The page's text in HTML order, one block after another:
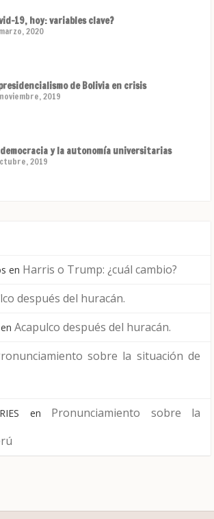
19, hoy: variables clave?
2020
de Bolivia en crisis
2019
y la autonomía universitarias
2019
en Harris o Trump: ¿cuál cambio?
después del huracán.
en Acapulco después del huracán.
sobre la situación de
en Pronunciamiento sobre la